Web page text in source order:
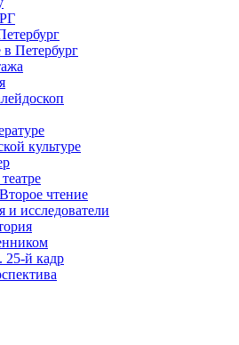
Петербург
культуре
чтение
и исследователи
25-й кадр